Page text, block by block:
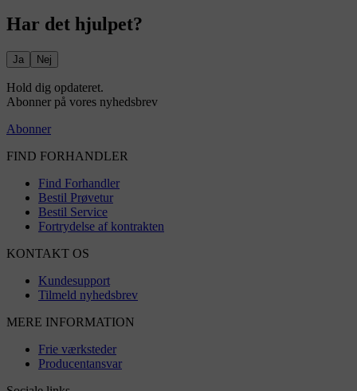
Har det hjulpet?
Ja Nej